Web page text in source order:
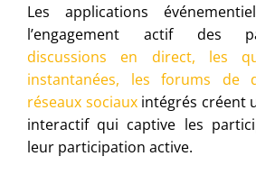
Les applications
l’engagement actif des
discussions en direct, les
instantanées, les forums de
réseaux sociauxintégrés créent
interactif qui captive les
leur participation active.